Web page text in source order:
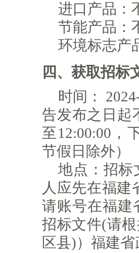
进口产品：
节能产品：
环境标志产
四、获取招标
时间：
告发布之日起
至12:00:00 ，
节假日除外）
地点： 招标
人应先在福建
请账号在福建
招标文件(请
区县)）福建